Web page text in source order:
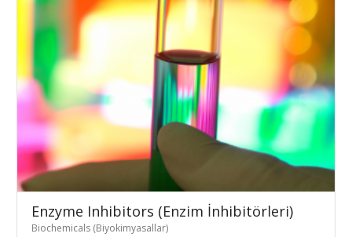
Enzyme Inhibitors (Enzim İnhibitörleri)
Biochemicals (Biyokimyasallar)